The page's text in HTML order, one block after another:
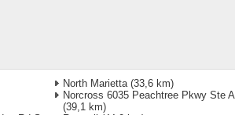
North Marietta(33,6 km)
Norcross 6035 Peachtree Pkwy Ste A
(39,1 km)